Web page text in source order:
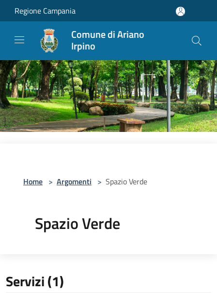
Salta al contenuto principale
Regione Campania
Comune di Ariano
Irpino
Home > Argomenti > Spazio Verde
Spazio Verde
Servizi (1)